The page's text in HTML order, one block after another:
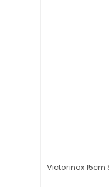
Victorinox 15cm